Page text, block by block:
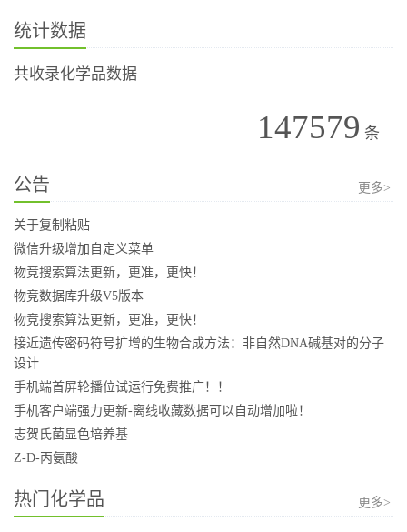
统计数据
共收录化学品数据
147579 条
公告 更多>
关于复制粘贴
微信升级增加自定义菜单
物竞搜索算法更新，更准，更快！
物竞数据库升级V5版本
物竞搜索算法更新，更准，更快！
接近遗传密码符号扩增的生物合成方法：非自然DNA碱基对的分子
设计
手机端首屏轮播位试运行免费推广！！
手机客户端强力更新-离线收藏数据可以自动增加啦！
志贺氏菌显色培养基
Z-D-丙氨酸
热门化学品 更多>